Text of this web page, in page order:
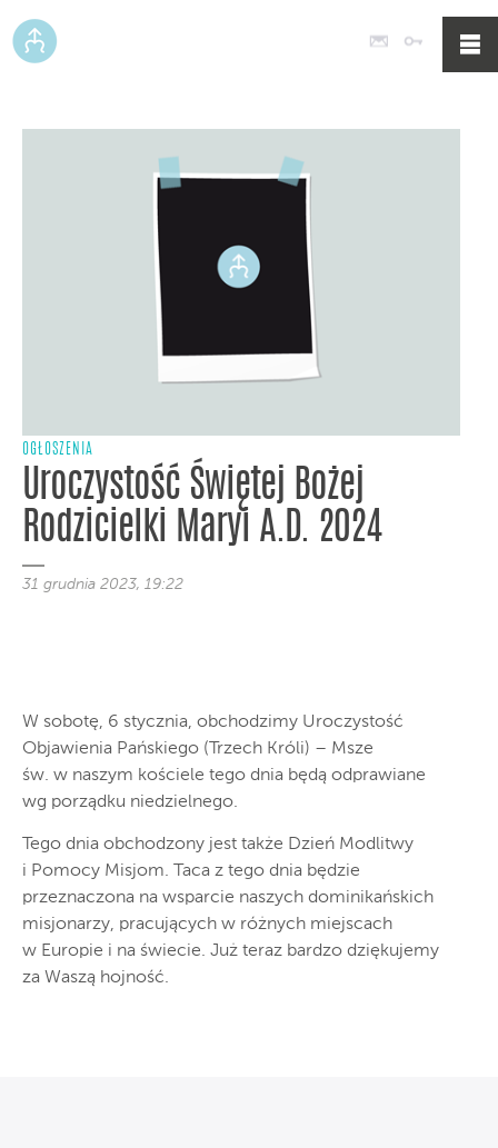
Poczta
OGŁOSZENIA
Uroczystość Świętej Bożej
Rodzicielki Maryi A.D. 2024
31 grudnia 2023, 19:22
W sobotę, 6 stycznia, obchodzimy Uroczystość
Objawienia Pańskiego (Trzech Króli) – Msze
św. w naszym kościele tego dnia będą odprawiane
wg porządku niedzielnego.
Tego dnia obchodzony jest także Dzień Modlitwy
i Pomocy Misjom. Taca z tego dnia będzie
przeznaczona na wsparcie naszych dominikańskich
misjonarzy, pracujących w różnych miejscach
w Europie i na świecie. Już teraz bardzo dziękujemy
za Waszą hojność.